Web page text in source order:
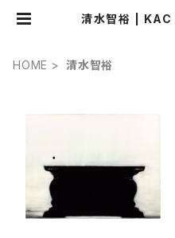
清水智裕 |
HOME 清水智裕